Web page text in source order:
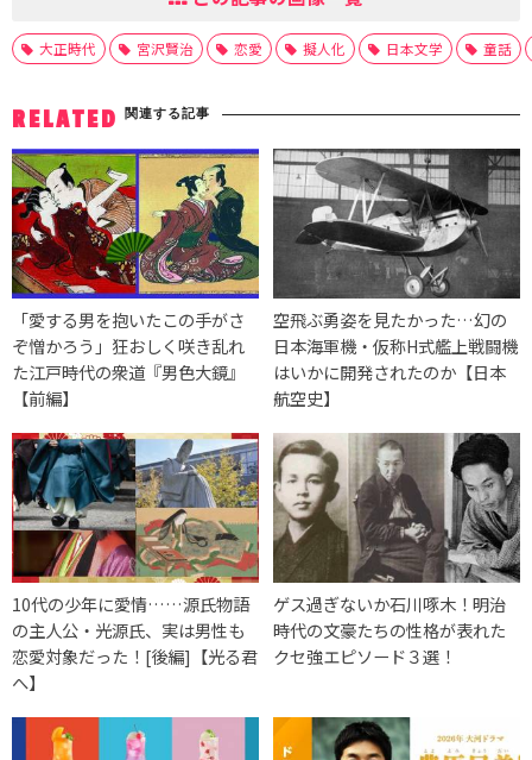
大正時代 宮沢賢治 恋愛 擬人化 日本文学 童話
RELATED 関連する記事
「愛する男を抱いたこの手がさ
ぞ憎かろう」狂おしく咲き乱れ
た江戸時代の衆道『男色大鏡』
【前編】
空飛ぶ勇姿を見たかった…幻の
日本海軍機・仮称H式艦上戦闘機
はいかに開発されたのか【日本
航空史】
10代の少年に愛情……源氏物語
の主人公・光源氏、実は男性も
恋愛対象だった！[後編]【光る君
へ】
ゲス過ぎないか石川啄木！明治
時代の文豪たちの性格が表れた
クセ強エピソード３選！